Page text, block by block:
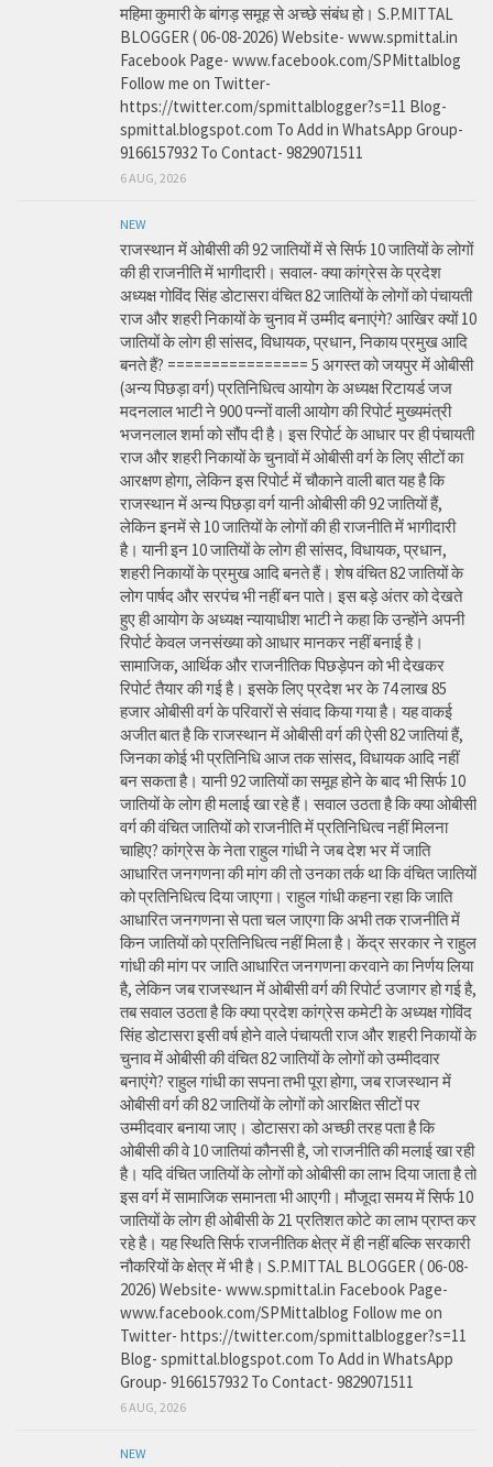
महिमा कुमारी के बांगड़ समूह से अच्छे संबंध हो। S.P.MITTAL
BLOGGER ( 06-08-2026) Website- www.spmittal.in
Facebook Page- www.facebook.com/SPMittalblog
Follow me on Twitter-
https://twitter.com/spmittalblogger?s=11 Blog-
spmittal.blogspot.com To Add in WhatsApp Group-
9166157932 To Contact- 9829071511
6 AUG, 2026
NEW
राजस्थान में ओबीसी की 92 जातियों में से सिर्फ 10 जातियों के लोगों
की ही राजनीति में भागीदारी। सवाल- क्या कांग्रेस के प्रदेश
अध्यक्ष गोविंद सिंह डोटासरा वंचित 82 जातियों के लोगों को पंचायती
राज और शहरी निकायों के चुनाव में उम्मीद बनाएंगे? आखिर क्यों 10
जातियों के लोग ही सांसद, विधायक, प्रधान, निकाय प्रमुख आदि
बनते हैं? ================ 5 अगस्त को जयपुर में ओबीसी
(अन्य पिछड़ा वर्ग) प्रतिनिधित्व आयोग के अध्यक्ष रिटायर्ड जज
मदनलाल भाटी ने 900 पन्नों वाली आयोग की रिपोर्ट मुख्यमंत्री
भजनलाल शर्मा को सौंप दी है। इस रिपोर्ट के आधार पर ही पंचायती
राज और शहरी निकायों के चुनावों में ओबीसी वर्ग के लिए सीटों का
आरक्षण होगा, लेकिन इस रिपोर्ट में चौकाने वाली बात यह है कि
राजस्थान में अन्य पिछड़ा वर्ग यानी ओबीसी की 92 जातियों हैं,
लेकिन इनमें से 10 जातियों के लोगों की ही राजनीति में भागीदारी
है। यानी इन 10 जातियों के लोग ही सांसद, विधायक, प्रधान,
शहरी निकायों के प्रमुख आदि बनते हैं। शेष वंचित 82 जातियों के
लोग पार्षद और सरपंच भी नहीं बन पाते। इस बड़े अंतर को देखते
हुए ही आयोग के अध्यक्ष न्यायाधीश भाटी ने कहा कि उन्होंने अपनी
रिपोर्ट केवल जनसंख्या को आधार मानकर नहीं बनाई है।
सामाजिक, आर्थिक और राजनीतिक पिछड़ेपन को भी देखकर
रिपोर्ट तैयार की गई है। इसके लिए प्रदेश भर के 74 लाख 85
हजार ओबीसी वर्ग के परिवारों से संवाद किया गया है। यह वाकई
अजीत बात है कि राजस्थान में ओबीसी वर्ग की ऐसी 82 जातियां हैं,
जिनका कोई भी प्रतिनिधि आज तक सांसद, विधायक आदि नहीं
बन सकता है। यानी 92 जातियों का समूह होने के बाद भी सिर्फ 10
जातियों के लोग ही मलाई खा रहे हैं। सवाल उठता है कि क्या ओबीसी
वर्ग की वंचित जातियों को राजनीति में प्रतिनिधित्व नहीं मिलना
चाहिए? कांग्रेस के नेता राहुल गांधी ने जब देश भर में जाति
आधारित जनगणना की मांग की तो उनका तर्क था कि वंचित जातियों
को प्रतिनिधित्व दिया जाएगा। राहुल गांधी कहना रहा कि जाति
आधारित जनगणना से पता चल जाएगा कि अभी तक राजनीति में
किन जातियों को प्रतिनिधित्व नहीं मिला है। केंद्र सरकार ने राहुल
गांधी की मांग पर जाति आधारित जनगणना करवाने का निर्णय लिया
है, लेकिन जब राजस्थान में ओबीसी वर्ग की रिपोर्ट उजागर हो गई है,
तब सवाल उठता है कि क्या प्रदेश कांग्रेस कमेटी के अध्यक्ष गोविंद
सिंह डोटासरा इसी वर्ष होने वाले पंचायती राज और शहरी निकायों के
चुनाव में ओबीसी की वंचित 82 जातियों के लोगों को उम्मीदवार
बनाएंगे? राहुल गांधी का सपना तभी पूरा होगा, जब राजस्थान में
ओबीसी वर्ग की 82 जातियों के लोगों को आरक्षित सीटों पर
उम्मीदवार बनाया जाए। डोटासरा को अच्छी तरह पता है कि
ओबीसी की वे 10 जातियां कौनसी है, जो राजनीति की मलाई खा रही
है। यदि वंचित जातियों के लोगों को ओबीसी का लाभ दिया जाता है तो
इस वर्ग में सामाजिक समानता भी आएगी। मौजूदा समय में सिर्फ 10
जातियों के लोग ही ओबीसी के 21 प्रतिशत कोटे का लाभ प्राप्त कर
रहे है। यह स्थिति सिर्फ राजनीतिक क्षेत्र में ही नहीं बल्कि सरकारी
नौकरियों के क्षेत्र में भी है। S.P.MITTAL BLOGGER ( 06-08-
2026) Website- www.spmittal.in Facebook Page-
www.facebook.com/SPMittalblog Follow me on
Twitter- https://twitter.com/spmittalblogger?s=11
Blog- spmittal.blogspot.com To Add in WhatsApp
Group- 9166157932 To Contact- 9829071511
6 AUG, 2026
NEW